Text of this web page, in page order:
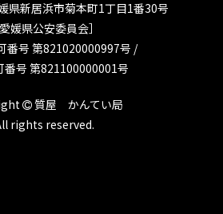
県新居浜市菊本町1丁目1番30号
愛媛県公安委員会］
番号 第821020000997号 /
番号 第821100000001号
質屋 かんてい局
rights reserved.